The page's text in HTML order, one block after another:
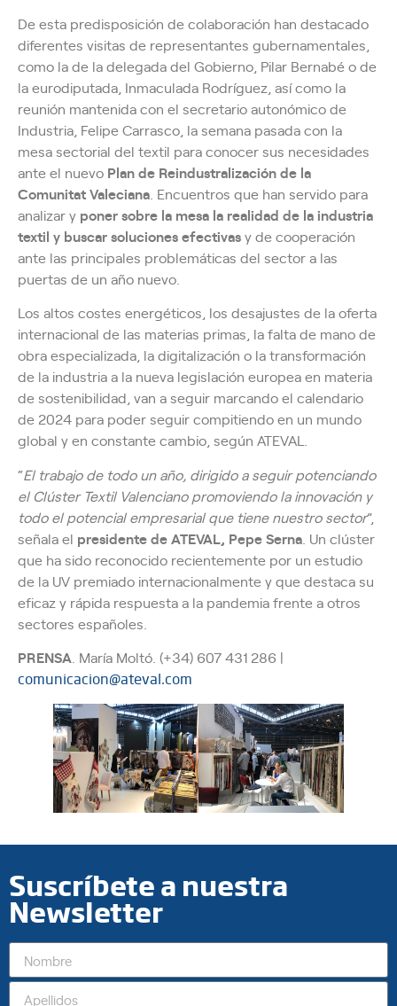
De esta predisposición de colaboración han destacado
diferentes visitas de representantes gubernamentales,
como la de la delegada del Gobierno, Pilar Bernabé o de
la eurodiputada, Inmaculada Rodríguez, así como la
reunión mantenida con el secretario autonómico de
Industria, Felipe Carrasco, la semana pasada con la
mesa sectorial del textil para conocer sus necesidades
ante el nuevo Plan de Reindustralización de la
Comunitat Valeciana . Encuentros que han servido para
analizar y poner sobre la mesa la realidad de la industria
textil y buscar soluciones efectivasy de cooperación
ante las principales problemáticas del sector a las
puertas de un año nuevo.
Los altos costes energéticos, los desajustes de la oferta
internacional de las materias primas, la falta de mano de
obra especializada, la digitalización o la transformación
de la industria a la nueva legislación europea en materia
de sostenibilidad, van a seguir marcando el calendario
de 2024 para poder seguir compitiendo en un mundo
global y en constante cambio, según ATEVAL.
“El trabajo de todo un año, dirigido a seguir potenciando
el Clúster Textil Valenciano promoviendo la innovación y
todo el potencial empresarial que tiene nuestro sector”,
señala el presidente de ATEVAL, Pepe Serna . Un clúster
que ha sido reconocido recientemente por un estudio
de la UV premiado internacionalmente y que destaca su
eficaz y rápida respuesta a la pandemia frente a otros
sectores españoles.
PRENSA . María Moltó. (+34) 607 431 286 |
comunicacion@ateval.com
Suscríbete a nuestra
Newsletter